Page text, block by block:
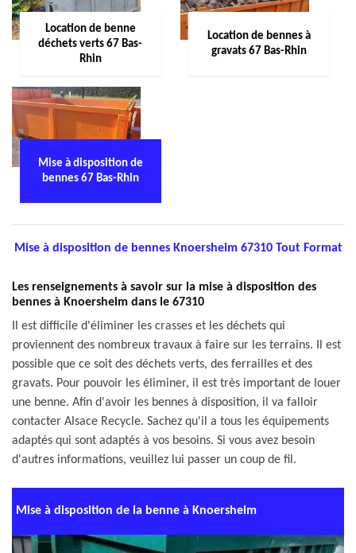
Location de benne
déchets verts 67 Bas-
Rhin
Location de bennes à
gravats 67 Bas-Rhin
Mise à disposition de
bennes 67 Bas-Rhin
Mise à disposition de bennes Knoersheim 67310 Tout Format
Les renseignements à savoir sur la mise à disposition des
bennes à Knoersheim dans le 67310
Il est difficile d'éliminer les crasses et les déchets qui
proviennent des nombreux travaux à faire sur les terrains. Il est
possible que ce soit des déchets verts, des ferrailles et des
gravats. Pour pouvoir les éliminer, il est très important de louer
une benne. Afin d'avoir les bennes à disposition, il va falloir
contacter Alsace Recycle. Sachez qu'il a tous les équipements
adaptés qui sont adaptés à vos besoins. Si vous avez besoin
d'autres informations, veuillez lui passer un coup de fil.
Mise à disposition de la benne à Knoersheim